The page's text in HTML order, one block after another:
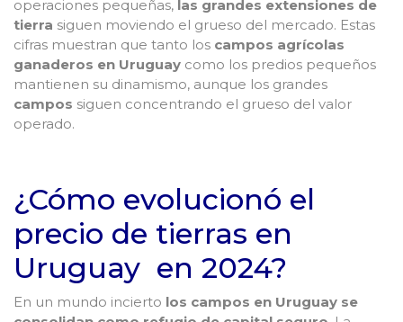
operaciones pequeñas, las grandes extensiones de
tierra siguen moviendo el grueso del mercado. Estas
cifras muestran que tanto los campos agrícolas
ganaderos en Uruguay como los predios pequeños
mantienen su dinamismo, aunque los grandes
campos siguen concentrando el grueso del valor
operado.
¿Cómo evolucionó el
precio de tierras en
Uruguay en 2024?
En un mundo incierto los campos en Uruguay se